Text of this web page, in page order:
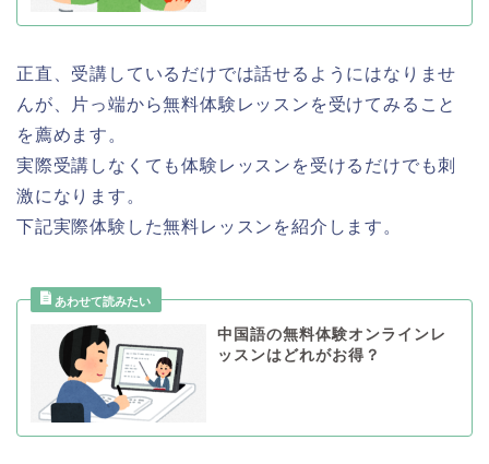
正直、受講しているだけでは話せるようにはなりませ
んが、片っ端から無料体験レッスンを受けてみること
を薦めます。
実際受講しなくても体験レッスンを受けるだけでも刺
激になります。
下記実際体験した無料レッスンを紹介します。
中国語の無料体験オンラインレ
ッスンはどれがお得？